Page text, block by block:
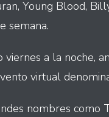
Young Blood,
semana.
viernes a la noche,
virtual
nombres como